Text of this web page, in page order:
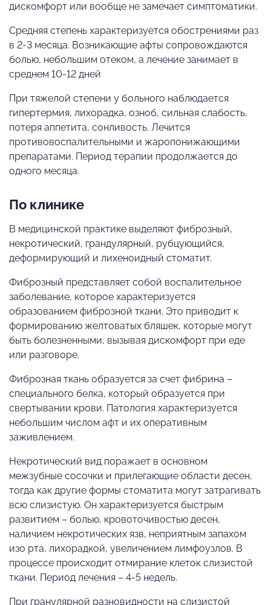
дискомфорт или вообще не замечает симптоматики.
Средняя степень характеризуется обострениями раз
в 2-3 месяца. Возникающие афты сопровождаются
болью, небольшим отеком, а лечение занимает в
среднем 10-12 дней
При тяжелой степени у больного наблюдается
гипертермия, лихорадка, озноб, сильная слабость,
потеря аппетита, сонливость. Лечится
противовоспалительными и жаропонижающими
препаратами. Период терапии продолжается до
одного месяца.
По клинике
В медицинской практике выделяют фиброзный,
некротический, грандулярный, рубцующийся,
деформирующий и лихеноидный стоматит.
Фиброзный представляет собой воспалительное
заболевание, которое характеризуется
образованием фиброзной ткани. Это приводит к
формированию желтоватых бляшек, которые могут
быть болезненными, вызывая дискомфорт при еде
или разговоре.
Фиброзная ткань образуется за счет фибрина –
специального белка, который образуется при
свертывании крови. Патология характеризуется
небольшим числом афт и их оперативным
заживлением.
Некротический вид поражает в основном
межзубные сосочки и прилегающие области десен,
тогда как другие формы стоматита могут затрагивать
всю слизистую. Он характеризуется быстрым
развитием – болью, кровоточивостью десен,
наличием некротических язв, неприятным запахом
изо рта, лихорадкой, увеличением лимфоузлов. В
процессе происходит отмирание клеток слизистой
ткани. Период лечения – 4-5 недель.
При гранулярной разновидности на слизистой